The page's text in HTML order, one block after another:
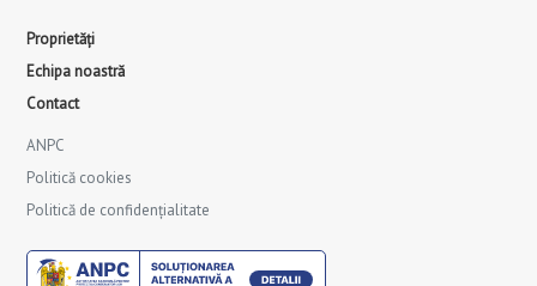
Proprietăți
Echipa noastră
Contact
ANPC
Politică cookies
Politică de confidențialitate